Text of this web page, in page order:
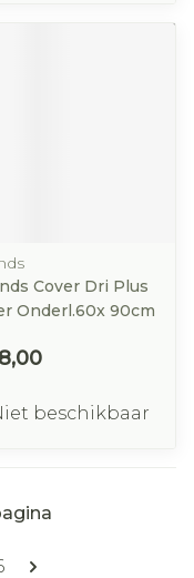
Cover Dri Plus
Onderl.60x 90cm
beschikbaar
pagina